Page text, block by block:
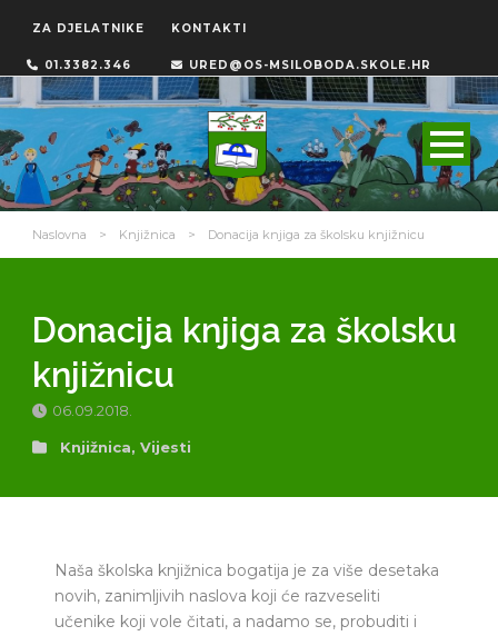
ZA DJELATNIKE KONTAKTI
01.3382.346 URED@OS-MSILOBODA.SKOLE.HR
Naslovna > Knjižnica > Donacija knjiga za školsku knjižnicu
Donacija knjiga za školsku
knjižnicu
06.09.2018.
Knjižnica, Vijesti
Naša školska knjižnica bogatija je za više desetaka
novih, zanimljivih naslova koji će razveseliti
učenike koji vole čitati, a nadamo se, probuditi i